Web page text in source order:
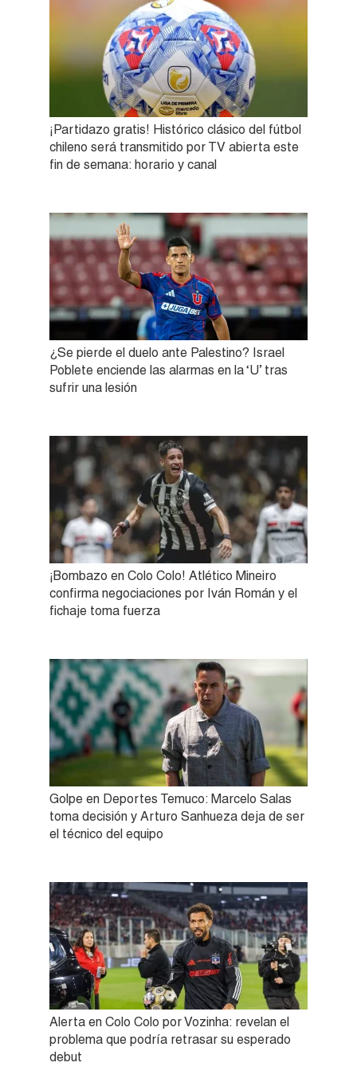
¡Partidazo gratis! Histórico clásico del fútbol
chileno será transmitido por TV abierta este
fin de semana: horario y canal
¿Se pierde el duelo ante Palestino? Israel
Poblete enciende las alarmas en la ‘U’ tras
sufrir una lesión
¡Bombazo en Colo Colo! Atlético Mineiro
confirma negociaciones por Iván Román y el
fichaje toma fuerza
Golpe en Deportes Temuco: Marcelo Salas
toma decisión y Arturo Sanhueza deja de ser
el técnico del equipo
Alerta en Colo Colo por Vozinha: revelan el
problema que podría retrasar su esperado
debut